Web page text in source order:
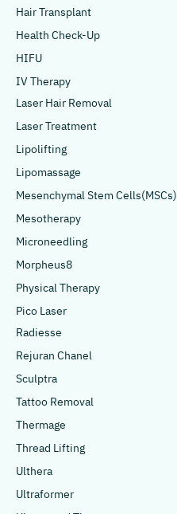
Hair Transplant
Health Check-Up
HIFU
IV Therapy
Laser Hair Removal
Laser Treatment
Lipolifting
Lipomassage
Mesenchymal Stem Cells(MSCs)
Mesotherapy
Microneedling
Morpheus8
Physical Therapy
Pico Laser
Radiesse
Rejuran Chanel
Sculptra
Tattoo Removal
Thermage
Thread Lifting
Ulthera
Ultraformer